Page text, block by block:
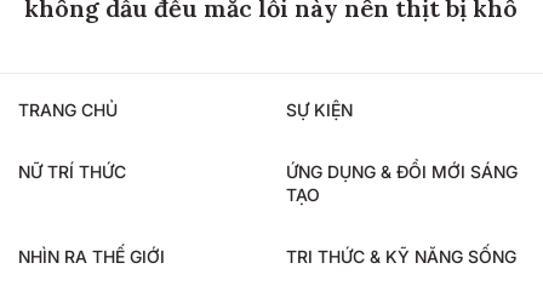
TRANG CHỦ SỰ KIỆN
NỮ TRÍ THỨC
ỨNG DỤNG & ĐỔI MỚI SÁNG
TẠO
NHÌN RA THẾ GIỚI TRI THỨC & KỸ NĂNG SỐNG